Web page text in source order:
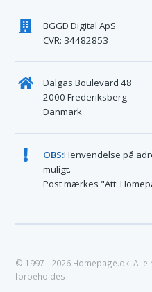
BGGD Digital ApS
CVR: 34482853
Dalgas Boulevard 48
2000 Frederiksberg
Danmark
OBS:Henvendelse på
muligt.
Post mærkes "Att:
© 1997 - 2026 Homepage.dk.
forbeholdes